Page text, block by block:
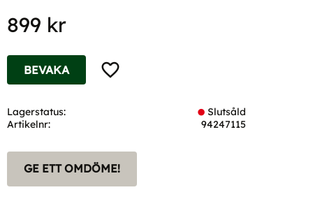
899 kr
Lägg till i favoriter
BEVAKA
Lagerstatus
Slutsåld
Artikelnr
94247115
GE ETT OMDÖME!